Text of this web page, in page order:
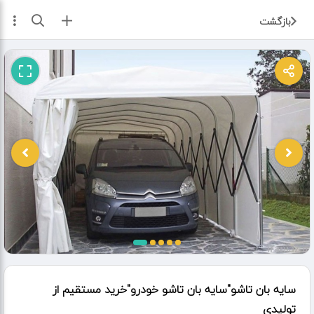
بازگشت ثبت آگهی
سایه بان تاشو"سایه بان تاشو خودرو"خرید مستقیم از
تولیدی